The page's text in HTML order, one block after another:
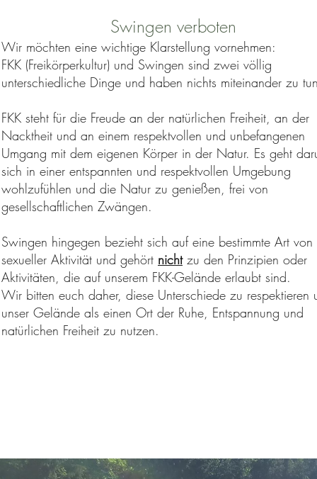
Swingen verboten
Wir möchten eine wichtige Klarstellung vornehmen:
FKK (Freikörperkultur) und Swingen sind zwei völlig
unterschiedliche Dinge und haben nichts miteinander zu
FKK steht für die Freude an der natürlichen Freiheit, an der
Nacktheit und an einem respektvollen und unbefangenen
Umgang mit dem eigenen Körper in der Natur. Es geht
sich in einer entspannten und respektvollen Umgebung
wohlzufühlen und die Natur zu genießen, frei von
gesellschaftlichen Zwängen.
Swingen hingegen bezieht sich auf eine bestimmte Art von
sexueller Aktivität und gehört nichtzu den Prinzipien oder
Aktivitäten, die auf unserem FKK-Gelände erlaubt sind.
Wir bitten euch daher, diese Unterschiede zu respektieren
unser Gelände als einen Ort der Ruhe, Entspannung und
natürlichen Freiheit zu nutzen.